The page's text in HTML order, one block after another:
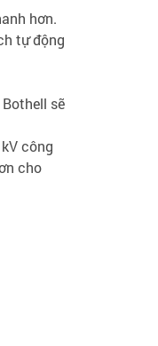
hơn.
tự động
sẽ
công
cho